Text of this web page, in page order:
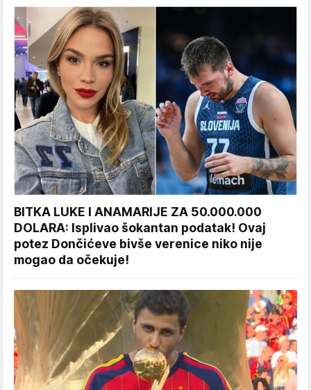
BITKA LUKE I ANAMARIJE ZA 50.000.000
DOLARA: Isplivao šokantan podatak! Ovaj
potez Dončićeve bivše verenice niko nije
mogao da očekuje!